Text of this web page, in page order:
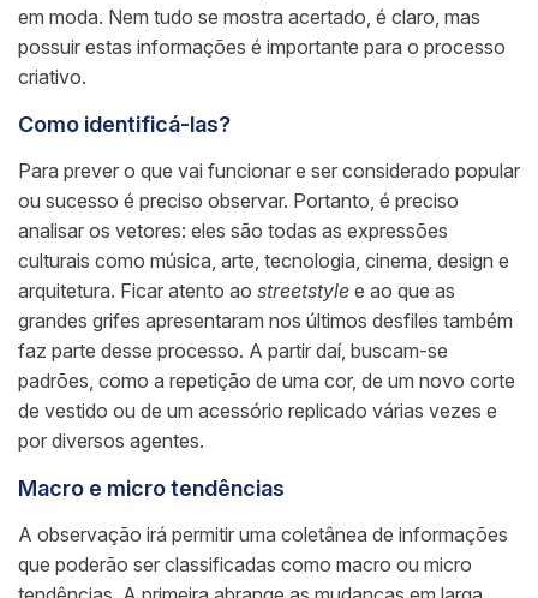
em moda. Nem tudo se mostra acertado, é claro, mas
possuir estas informações é importante para o processo
criativo.
Como identificá-las?
Para prever o que vai funcionar e ser considerado popular
ou sucesso é preciso observar. Portanto, é preciso
analisar os vetores: eles são todas as expressões
culturais como música, arte, tecnologia, cinema, design e
arquitetura. Ficar atento ao streetstyle e ao que as
grandes grifes apresentaram nos últimos desfiles também
faz parte desse processo. A partir daí, buscam-se
padrões, como a repetição de uma cor, de um novo corte
de vestido ou de um acessório replicado várias vezes e
por diversos agentes.
Macro e micro tendências
A observação irá permitir uma coletânea de informações
que poderão ser classificadas como macro ou micro